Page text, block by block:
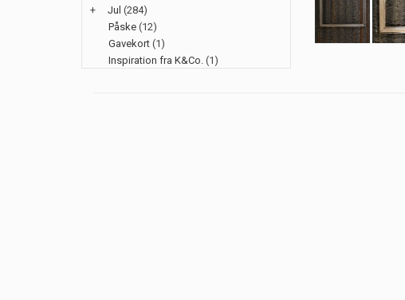
+
Jul (284)
Påske (12)
Gavekort (1)
Inspiration fra K&Co. (1)